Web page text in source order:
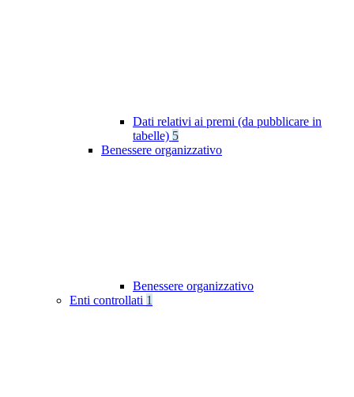
Dati relativi ai premi (da pubblicare in
tabelle) 5
Benessere organizzativo
Benessere organizzativo
Enti controllati 1